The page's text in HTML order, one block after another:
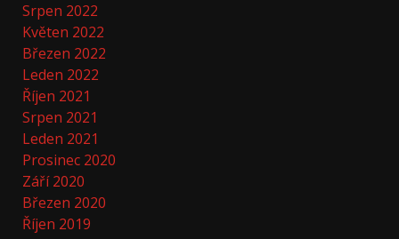
Srpen 2022
Květen 2022
Březen 2022
Leden 2022
Říjen 2021
Srpen 2021
Leden 2021
Prosinec 2020
Září 2020
Březen 2020
Říjen 2019